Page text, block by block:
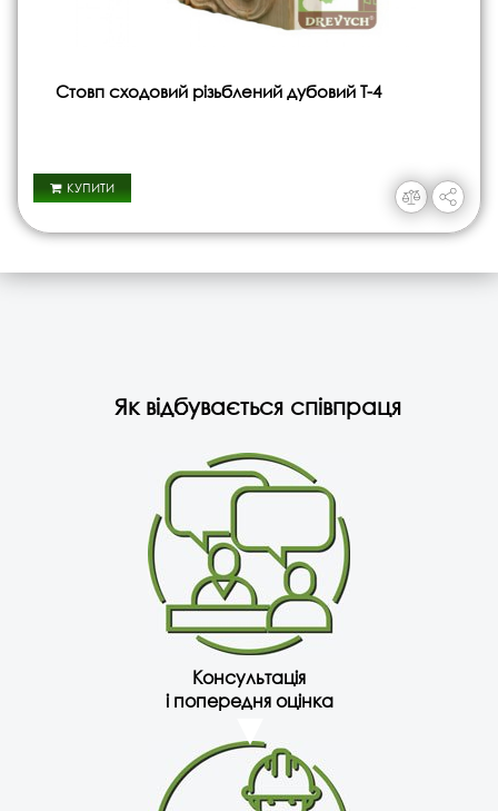
Стовп сходовий різьблений дубовий Т-4
КУПИТИ
Як відбувається співпраця
Консультація
і попередня оцінка